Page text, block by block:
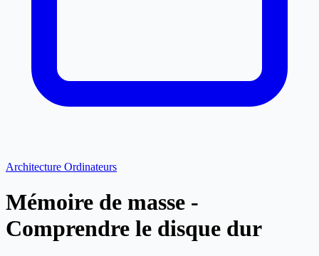
Architecture Ordinateurs
Mémoire de masse -
Comprendre le disque dur